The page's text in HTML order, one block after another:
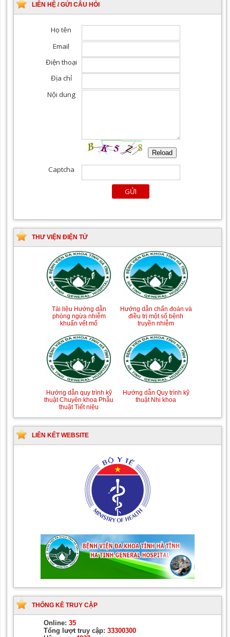
LIÊN HỆ / GỬI CÂU HỎI
THƯ VIỆN ĐIỆN TỬ
Tài liệu Hướng dẫn
phòng ngừa nhiễm
khuẩn vết mổ
Hướng dẫn chẩn đoán và
điều trị một số bệnh
truyền nhiễm
Hướng dẫn quy trình kỹ
thuật Chuyên khoa Phẫu
thuật Tiết niệu
Hướng dẫn Quy trình kỹ
thuật Nhi khoa
LIÊN KẾT WEBSITE
THỐNG KÊ TRUY CẬP
Online: 35
Tổng lượt truy cập: 33300300